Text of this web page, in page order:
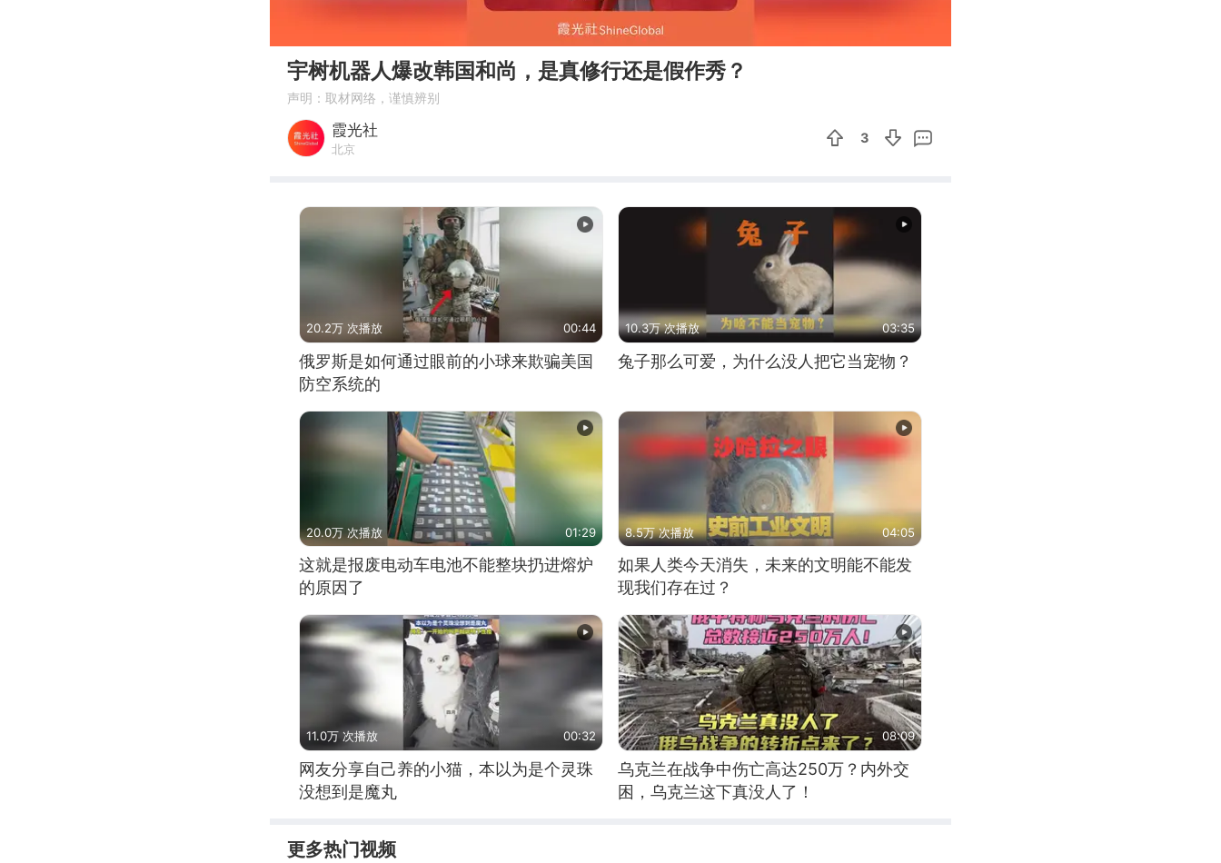
宇树机器人爆改韩国和尚，是真修行还是假作秀？
声明：取材网络，谨慎辨别
霞光社
北京
3
20.2万 次播放 00:44
俄罗斯是如何通过眼前的小球来欺骗美国
防空系统的
10.3万 次播放 03:35
兔子那么可爱，为什么没人把它当宠物？
20.0万 次播放 01:29
这就是报废电动车电池不能整块扔进熔炉
的原因了
8.5万 次播放 04:05
如果人类今天消失，未来的文明能不能发
现我们存在过？
11.0万 次播放 00:32
网友分享自己养的小猫，本以为是个灵珠
没想到是魔丸
08:09
乌克兰在战争中伤亡高达250万？内外交
困，乌克兰这下真没人了！
更多热门视频